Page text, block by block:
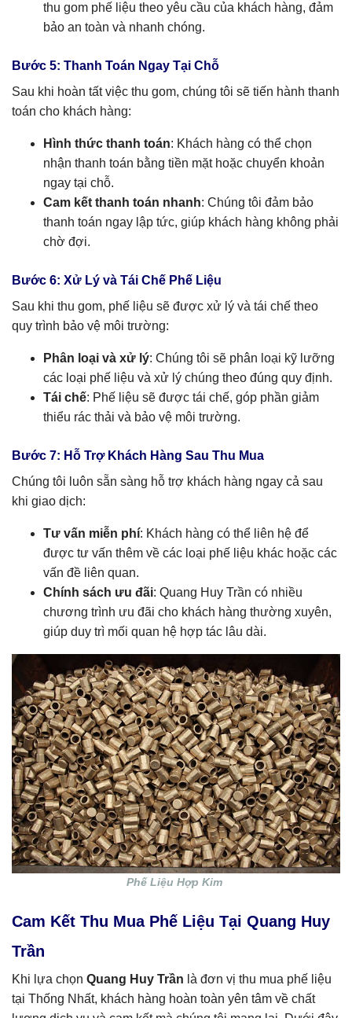
thu gom phế liệu theo yêu cầu của khách hàng, đảm
bảo an toàn và nhanh chóng.
Bước 5: Thanh Toán Ngay Tại Chỗ
Sau khi hoàn tất việc thu gom, chúng tôi sẽ tiến hành thanh
toán cho khách hàng:
Hình thức thanh toán: Khách hàng có thể chọn
nhận thanh toán bằng tiền mặt hoặc chuyển khoản
ngay tại chỗ.
Cam kết thanh toán nhanh: Chúng tôi đảm bảo
thanh toán ngay lập tức, giúp khách hàng không phải
chờ đợi.
Bước 6: Xử Lý và Tái Chế Phế Liệu
Sau khi thu gom, phế liệu sẽ được xử lý và tái chế theo
quy trình bảo vệ môi trường:
Phân loại và xử lý: Chúng tôi sẽ phân loại kỹ lưỡng
các loại phế liệu và xử lý chúng theo đúng quy định.
Tái chế: Phế liệu sẽ được tái chế, góp phần giảm
thiểu rác thải và bảo vệ môi trường.
Bước 7: Hỗ Trợ Khách Hàng Sau Thu Mua
Chúng tôi luôn sẵn sàng hỗ trợ khách hàng ngay cả sau
khi giao dịch:
Tư vấn miễn phí: Khách hàng có thể liên hệ để
được tư vấn thêm về các loại phế liệu khác hoặc các
vấn đề liên quan.
Chính sách ưu đãi: Quang Huy Trần có nhiều
chương trình ưu đãi cho khách hàng thường xuyên,
giúp duy trì mối quan hệ hợp tác lâu dài.
Phế Liệu Hợp Kim
Cam Kết Thu Mua Phế Liệu Tại Quang Huy
Trần
Khi lựa chọn Quang Huy Trần là đơn vị thu mua phế liệu
tại Thống Nhất, khách hàng hoàn toàn yên tâm về chất